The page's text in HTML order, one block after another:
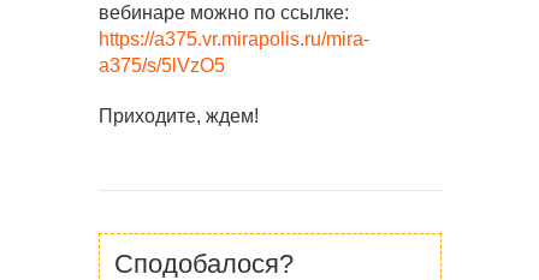
вебинаре можно по ссылке:
https://a375.vr.mirapolis.ru/mira-
a375/s/5lVzO5
Приходите, ждем!
Сподобалося?